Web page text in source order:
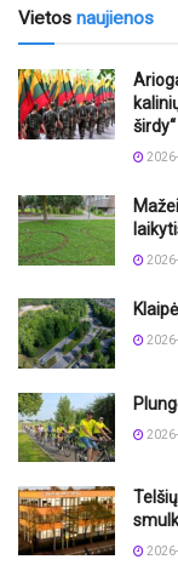
Vietos naujienos
širdy“